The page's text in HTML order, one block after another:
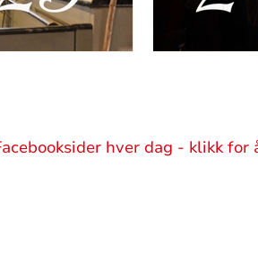
hver dag - klikk for